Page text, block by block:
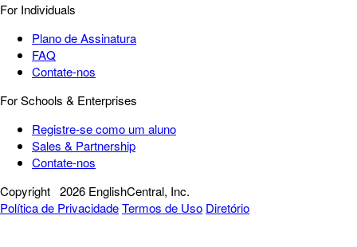
For Individuals
Plano de Assinatura
FAQ
Contate-nos
For Schools & Enterprises
Registre-se como um aluno
Sales & Partnership
Contate-nos
Copyright 2026 EnglishCentral, Inc.
Política de PrivacidadeTermos de Uso Diretório